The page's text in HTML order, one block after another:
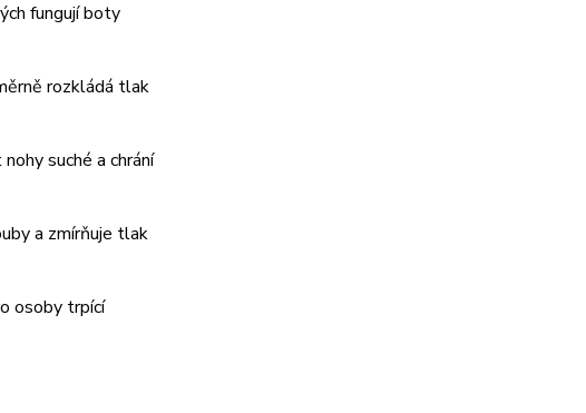
fungují boty
rozkládá tlak
suché a chrání
a zmírňuje tlak
osoby trpící